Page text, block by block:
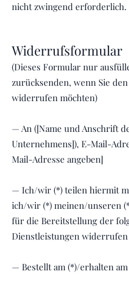
nicht zwingend erforderlich.
Widerrufsformular
(Dieses Formular nur
zurücksenden, wenn Sie
widerrufen möchten)
— An ([Name und Anschrift
Unternehmens]), E-Mail-
Mail-Adresse angeben]
— Ich/wir (*) teilen hiermit
ich/wir (*) meinen/unseren
für die Bereitstellung der
Dienstleistungen widerrufen
— Bestellt am (*)/erhalten